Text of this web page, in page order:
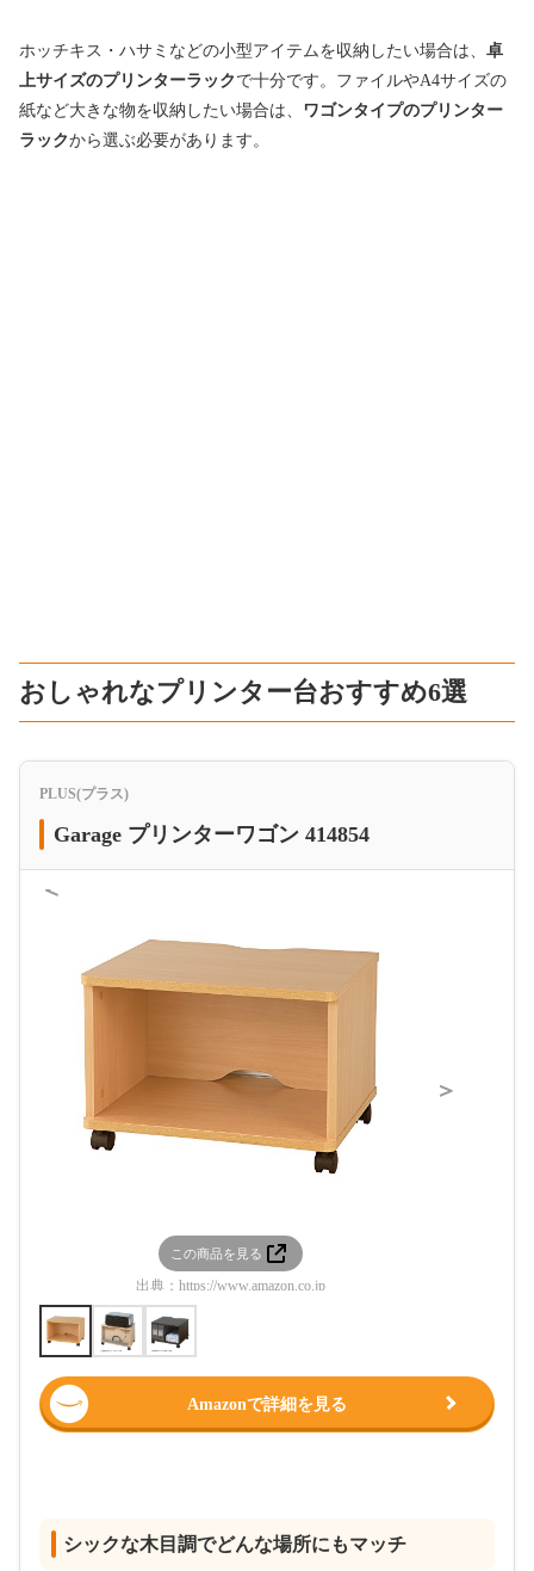
ホッチキス・ハサミなどの小型アイテムを収納したい場合は、 卓
上サイズのプリンターラック で十分です。ファイルやA4サイズの
紙など大きな物を収納したい場合は、
ワゴンタイプのプリンター
ラックから選ぶ必要があります。
おしゃれなプリンター台おすすめ6選
PLUS(プラス)
Garage プリンターワゴン 414854
＜
この商品を見る
出典： https://www.amazon.co.jp
＞
Amazonで詳細を見る
シックな木目調でどんな場所にもマッチ